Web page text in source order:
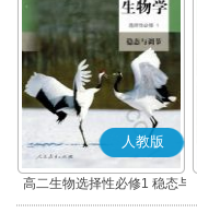
人教版
高二生物选择性必修1 稳态与
调节